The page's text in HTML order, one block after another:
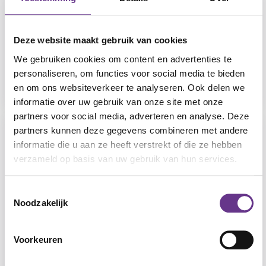
Deze website maakt gebruik van cookies
We gebruiken cookies om content en advertenties te
personaliseren, om functies voor social media te bieden
en om ons websiteverkeer te analyseren. Ook delen we
informatie over uw gebruik van onze site met onze
partners voor social media, adverteren en analyse. Deze
partners kunnen deze gegevens combineren met andere
informatie die u aan ze heeft verstrekt of die ze hebben
verzameld op basis van uw gebruik van hun services.
Noodzakelijk
Voorkeuren
Verkiezingstelefoon
Datum
1 oktober 2024
Delen
Meer nieuws
Philadelphia en DPD werken samen op
Nieuw jaarverslag en kwaliteitsbeeld: samen
werelden vergroten
elektronisch cliëntendossier